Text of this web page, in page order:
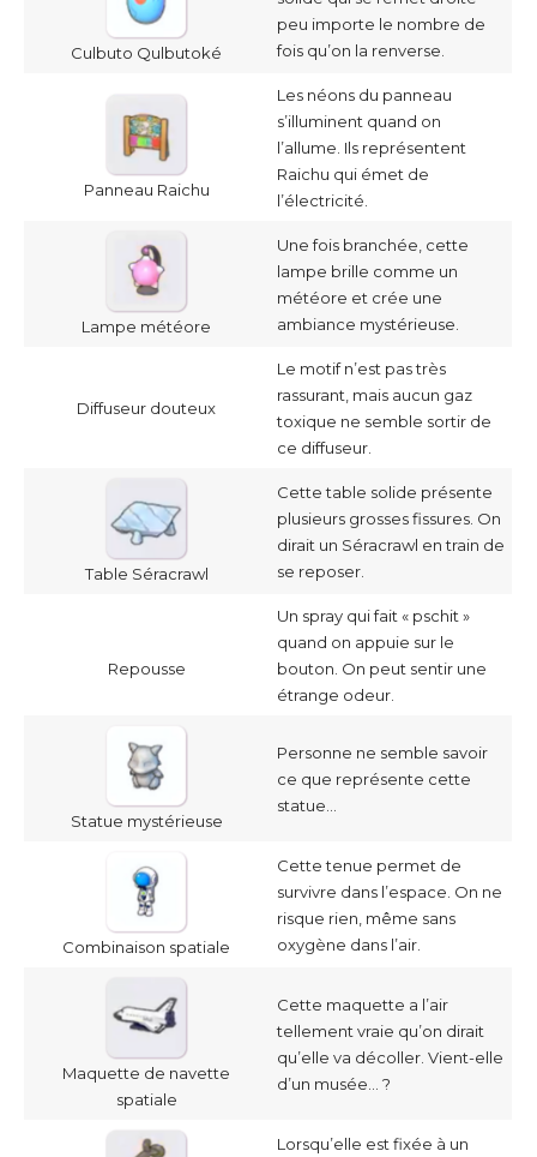
Culbuto Qulbutoké
peu importe le nombre de
fois qu’on la renverse.
Panneau Raichu
Les néons du panneau
s’illuminent quand on
l’allume. Ils représentent
Raichu qui émet de
l’électricité.
Lampe météore
Une fois branchée, cette
lampe brille comme un
météore et crée une
ambiance mystérieuse.
Diffuseur douteux
Le motif n’est pas très
rassurant, mais aucun gaz
toxique ne semble sortir de
ce diffuseur.
Table Séracrawl
Cette table solide présente
plusieurs grosses fissures. On
dirait un Séracrawl en train de
se reposer.
Repousse
Un spray qui fait « pschit »
quand on appuie sur le
bouton. On peut sentir une
étrange odeur.
Statue mystérieuse
Personne ne semble savoir
ce que représente cette
statue…
Combinaison spatiale
Cette tenue permet de
survivre dans l’espace. On ne
risque rien, même sans
oxygène dans l’air.
Maquette de navette
spatiale
Cette maquette a l’air
tellement vraie qu’on dirait
qu’elle va décoller. Vient-elle
d’un musée… ?
Lorsqu’elle est fixée à un